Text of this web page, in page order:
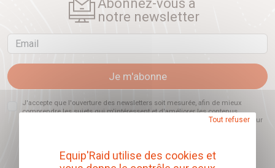
Abonnez-vous à
notre newsletter
Email
Je m'abonne
J'accepte que l'ouverture des newsletters soit mesurée, afin de mieux
comprendre les sujets qui m'intéressent et d'améliorer les contenus
proposés. Ce choix est modifiable à tout moment et reste sans incidence sur
Equip'Raid utilise des cookies et
Tout refuser